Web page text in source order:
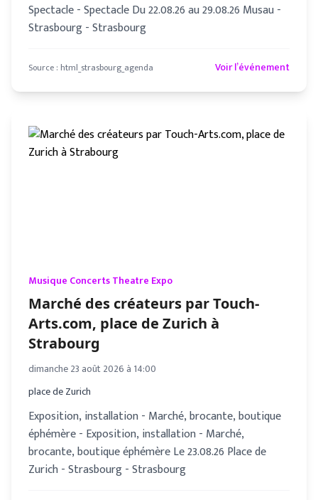
Spectacle - Spectacle Du 22.08.26 au 29.08.26 Musau -
Strasbourg - Strasbourg
Source : html_strasbourg_agenda Voir l’événement
Musique Concerts Theatre Expo
Marché des créateurs par Touch-
Arts.com, place de Zurich à
Strabourg
dimanche 23 août 2026 à 14:00
place de Zurich
Exposition, installation - Marché, brocante, boutique
éphémère - Exposition, installation - Marché,
brocante, boutique éphémère Le 23.08.26 Place de
Zurich - Strasbourg - Strasbourg